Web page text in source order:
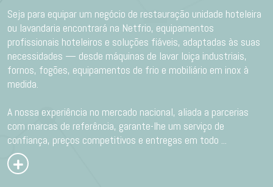
Seja para equipar um negócio de restauração unidade hoteleira
ou lavandaria encontrará na Netfrio, equipamentos
profissionais hoteleiros e soluções fiáveis, adaptadas às suas
necessidades — desde máquinas de lavar loiça industriais,
fornos, fogões, equipamentos de frio e mobiliário em inox à
medida.
A nossa experiência no mercado nacional, aliada a parcerias
com marcas de referência, garante-lhe um serviço de
confiança, preços competitivos e entregas em todo ...